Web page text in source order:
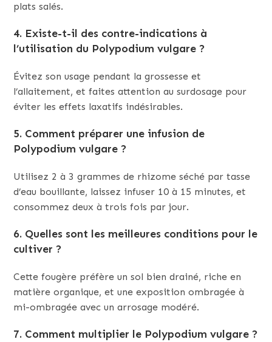
plats salés.
4. Existe-t-il des contre-indications à
l’utilisation du Polypodium vulgare ?
Évitez son usage pendant la grossesse et
l’allaitement, et faites attention au surdosage pour
éviter les effets laxatifs indésirables.
5. Comment préparer une infusion de
Polypodium vulgare ?
Utilisez 2 à 3 grammes de rhizome séché par tasse
d’eau bouillante, laissez infuser 10 à 15 minutes, et
consommez deux à trois fois par jour.
6. Quelles sont les meilleures conditions pour le
cultiver ?
Cette fougère préfère un sol bien drainé, riche en
matière organique, et une exposition ombragée à
mi-ombragée avec un arrosage modéré.
7. Comment multiplier le Polypodium vulgare ?